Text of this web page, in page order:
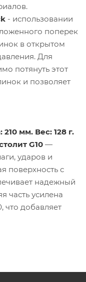
- использовании
поперек
в открытом
Для
потянуть этот
и позволяет
мм. Вес: 128 г.
G10 —
ударов и
поверхность с
надежный
часть усилена
что добавляет